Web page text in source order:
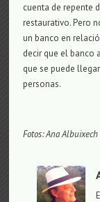
cuenta de repente
restaurativo. Pero
un banco en
decir que el banco
que se puede
personas.
Fotos: Ana Albuixech